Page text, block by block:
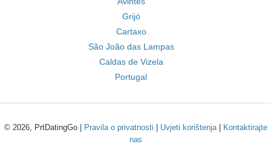
Grijó
Cartaxo
São João das Lampas
Caldas de Vizela
Portugal
© 2026, PrtDatingGo | Pravila o privatnosti Uvjeti korištenja|
Kontaktirajte
nas